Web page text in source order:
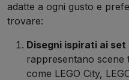
adatte a ogni gusto e
trovare:
Disegni ispirati ai set
rappresentano scene
come LEGO City,